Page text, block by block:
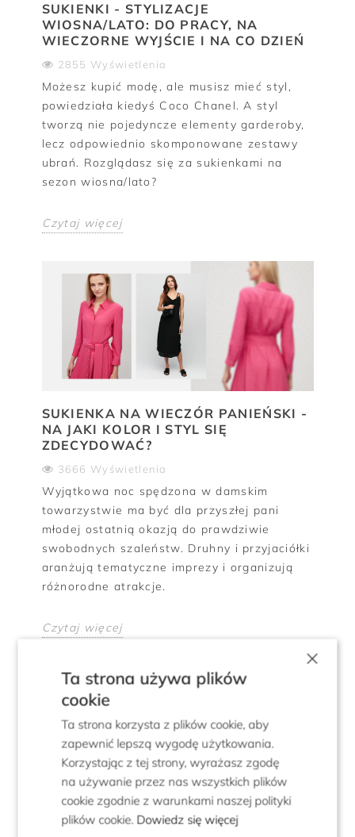
SUKIENKI - STYLIZACJE
WIOSNA/LATO: DO PRACY, NA
WIECZORNE WYJŚCIE I NA CO DZIEŃ
2855 Wyświetlenia
Możesz kupić modę, ale musisz mieć styl,
powiedziała kiedyś Coco Chanel. A styl
tworzą nie pojedyncze elementy garderoby,
lecz odpowiednio skomponowane zestawy
ubrań. Rozglądasz się za sukienkami na
sezon wiosna/lato?
Czytaj więcej
SUKIENKA NA WIECZÓR PANIEŃSKI -
NA JAKI KOLOR I STYL SIĘ
ZDECYDOWAĆ?
3666 Wyświetlenia
Wyjątkowa noc spędzona w damskim
towarzystwie ma być dla przyszłej pani
młodej ostatnią okazją do prawdziwie
swobodnych szaleństw. Druhny i przyjaciółki
aranżują tematyczne imprezy i organizują
różnorodne atrakcje.
Czytaj więcej
JAKA SUKIENKA DO TEATRU BĘDZIE
×
Ta strona używa plików
cookie
Ta strona korzysta z plików cookie, aby
zapewnić lepszą wygodę użytkowania.
Korzystając z tej strony, wyrażasz zgodę
na używanie przez nas wszystkich plików
cookie zgodnie z warunkami naszej polityki
plików cookie. Dowiedz się więcej